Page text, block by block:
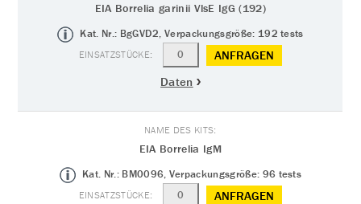
EIA Borrelia garinii VlsE IgG (192)
Kat. Nr.: BgGVD2, Verpackungsgröße: 192 tests
ANFRAGEN
Daten
EIA Borrelia IgM
Kat. Nr.: BM0096, Verpackungsgröße: 96 tests
ANFRAGEN